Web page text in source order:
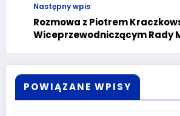
Następny wpis
Rozmowa z Piotrem
Wiceprzewodniczącym Rady
POWIĄZANE WPISY